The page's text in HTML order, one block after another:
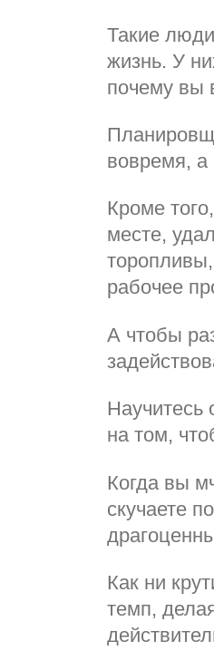
Такие
жизнь. У
почему вы
вовремя, а
Кроме
месте,
рабочее
А чтобы
Научитесь
на том,
Когда вы
скучаете
Как ни
темп,